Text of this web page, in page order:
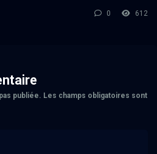
0 612
publiée. Les champs obligatoires sont